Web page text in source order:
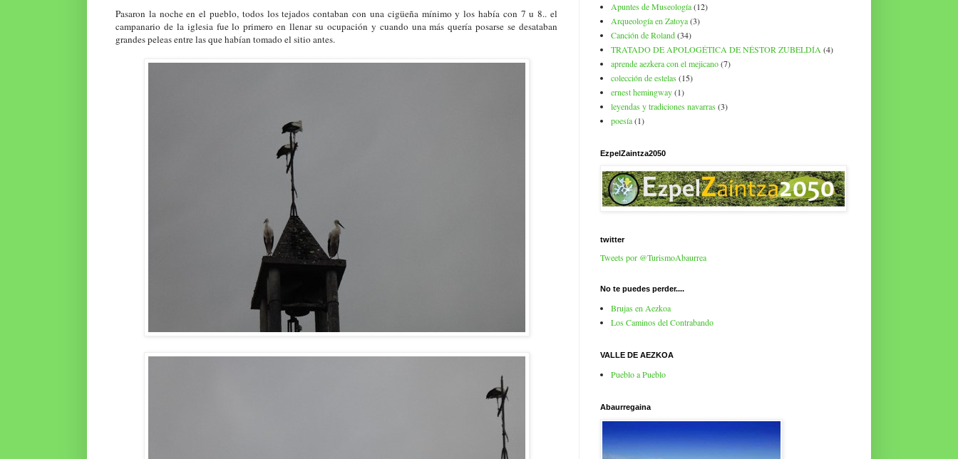
Pasaron la noche en el pueblo, todos los tejados contaban con una cigüeña mínimo y los había con 7 u 8.. el
campanario de la iglesia fue lo primero en llenar su ocupación y cuando una más quería posarse se desataban
grandes peleas entre las que habían tomado el sitio antes.
Apuntes de Museología(12)
Arqueología en Zatoya(3)
Canción de Roland(34)
TRATADO DE APOLOGÉTICA DE NÉSTOR ZUBELDÍA (4)
aprende aezkera con el mejicano(7)
colección de estelas(15)
ernest hemingway(1)
leyendas y tradiciones navarras(3)
poesía(1)
EzpelZaintza2050
twitter
Tweets por @TurismoAbaurrea
No te puedes perder....
Brujas en Aezkoa
Los Caminos del Contrabando
VALLE DE AEZKOA
Pueblo a Pueblo
Abaurregaina